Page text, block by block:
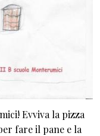
Evviva la pizza
fare il pane e la